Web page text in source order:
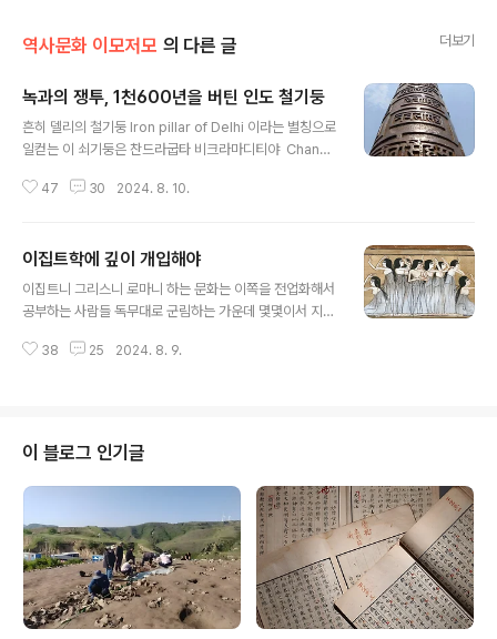
역사문화 이모저모 의 다른 글 더보기
녹과의 쟁투, 1천600년을 버틴 인도 철기둥
흔히 델리의 철기둥 Iron pillar of Delhi 이라는 별칭으로
일컫는 이 쇠기둥은 찬드라굽타 비크라마디티야 Chandr
렵),가 만들어 세운 것으로, 놀랍게도 저 상태로 1600년을
다. 이 기둥 1.12m 부분은 땅밑에 있다. 도대체 무슨 힘으
로 저 철기둥은 녹을 버텨냈을가? 1998년 연구성과가 제
출됐으니, 그에 따르면 저 쇳덩이는 이 철주에 녹이 슬지 않
때 인을 섞었다는 뜻이다. 인이라면? 사람 뼈나 조개 껍질
47 30 2024. 8. 10.
이집트학에 깊이 개입해야
이집트니 그리스니 로마니 하는 문화는 이쪽을 전업화해서
공부하는 사람들 독무대로 군림하는 가운데 몇몇이서 지들
타령이나 일삼는 정도라 이걸로는 택도 없어 외려 저쪽과
그것이 이집트학 그리스학 로마학을 풍부하게 하는 일이며
무엇보다 한국학 보폭을 넓혀 세계사로 확대하는 길이다.
예컨대 장송의례 공부하는 사람들이 저짝을 보면 기가 차
는 일 천지다. 如컨대 이집트를 보면 장례에 전문 곡소리꾼
을 고용하는데 이게 조선시대에 그대로 통용한다. 이런 노
다지를 가만둘 것인가? 첨부 사진은 이른바 아..
38 25 2024. 8. 9.
이 블로그 인기글